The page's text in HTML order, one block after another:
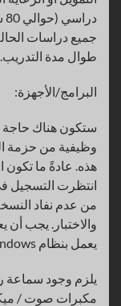
جميع دراسات
طوال مدة التدريب.
البرامج/الأجهزة:
ستكون هناك حاجة
من عدم نفاد
يعمل بنظام Windows.
يلزم وجود سماعة
مكبرات صوت /